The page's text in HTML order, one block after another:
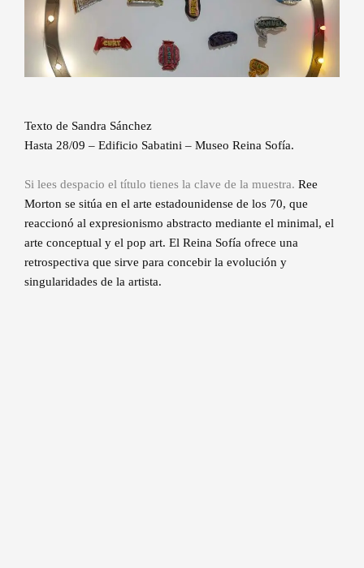
Texto de Sandra Sánchez
Hasta 28/09 – Edificio Sabatini – Museo Reina Sofía.
Si lees despacio el título tienes la clave de la muestra. Ree
Morton se sitúa en el arte estadounidense de los 70, que
reaccionó al expresionismo abstracto mediante el minimal, el
arte conceptual y el pop art. El Reina Sofía ofrece una
retrospectiva que sirve para concebir la evolución y
singularidades de la artista.